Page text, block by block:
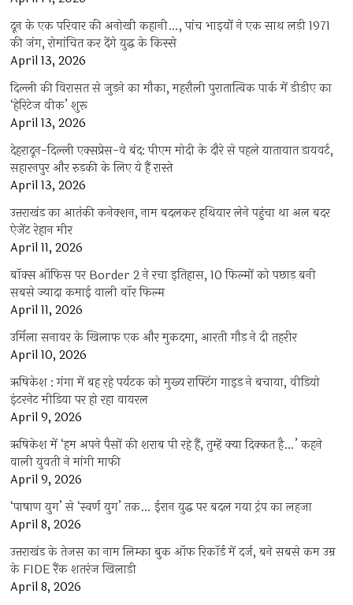
दून के एक परिवार की अनोखी कहानी…, पांच भाइयों ने एक साथ लड़ी 1971
की जंग, रोमांचित कर देंगे युद्ध के किस्से
April 13, 2026
दिल्ली की विरासत से जुड़ने का मौका, महरौली पुरातात्विक पार्क में डीडीए का
‘हेरिटेज वीक’ शुरू
April 13, 2026
देहरादून-दिल्ली एक्सप्रेस-वे बंद: पीएम मोदी के दौरे से पहले यातायात डायवर्ट,
सहारनपुर और रुड़की के लिए ये हैं रास्ते
April 13, 2026
उत्तराखंड का आतंकी कनेक्शन, नाम बदलकर हथियार लेने पहुंचा था अल बदर
ऐजेंट रेहान मीर
April 11, 2026
बॉक्स ऑफिस पर Border 2 ने रचा इतिहास, 10 फिल्मों को पछाड़ बनी
सबसे ज्यादा कमाई वाली वॉर फिल्म
April 11, 2026
उर्मिला सनावर के खिलाफ एक और मुकदमा, आरती गौड़ ने दी तहरीर
April 10, 2026
ऋषिकेश : गंगा में बह रहे पर्यटक को मुख्य राफ्टिंग गाइड ने बचाया, वीडियो
इंटरनेट मीडिया पर हो रहा वायरल
April 9, 2026
ऋषिकेश में ‘हम अपने पैसों की शराब पी रहे हैं, तुम्हें क्या दिक्कत है…’ कहने
वाली युवती ने मांगी माफी
April 9, 2026
‘पाषाण युग’ से ‘स्वर्ण युग’ तक… ईरान युद्ध पर बदल गया ट्रंप का लहजा
April 8, 2026
उत्तराखंड के तेजस का नाम लिम्का बुक ऑफ रिकॉर्ड में दर्ज, बने सबसे कम उम्र
के FIDE रैंक शतरंज खिलाड़ी
April 8, 2026